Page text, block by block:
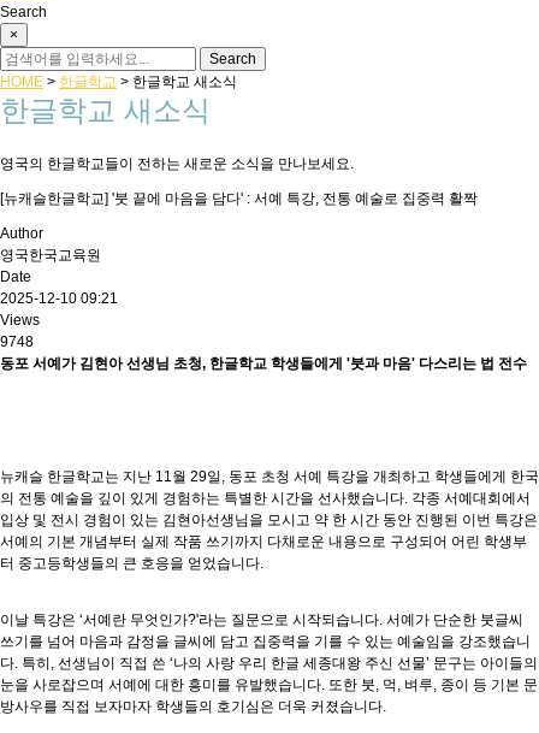
Search
×
HOME > 한글학교 > 한글학교 새소식
한글학교 새소식
영국의 한글학교들이 전하는 새로운 소식을 만나보세요.
[뉴캐슬한글학교] '붓 끝에 마음을 담다' : 서예 특강, 전통 예술로 집중력 활짝
Author
영국한국교육원
Date
2025-12-10 09:21
Views
9748
동포 서예가 김현아 선생님 초청, 한글학교 학생들에게 '붓과 마음' 다스리는 법 전수
뉴캐슬 한글학교는 지난 11월 29일, 동포 초청 서예 특강을 개최하고 학생들에게 한국
의 전통 예술을 깊이 있게 경험하는 특별한 시간을 선사했습니다. 각종 서예대회에서
입상 및 전시 경험이 있는 김현아선생님을 모시고 약 한 시간 동안 진행된 이번 특강은
서예의 기본 개념부터 실제 작품 쓰기까지 다채로운 내용으로 구성되어 어린 학생부
터 중고등학생들의 큰 호응을 얻었습니다.
이날 특강은 ‘서예란 무엇인가?'라는 질문으로 시작되습니다. 서예가 단순한 붓글씨
쓰기를 넘어 마음과 감정을 글씨에 담고 집중력을 기를 수 있는 예술임을 강조했습니
다. 특히, 선생님이 직접 쓴 ‘나의 사랑 우리 한글 세종대왕 주신 선물’ 문구는 아이들의
눈을 사로잡으며 서예에 대한 흥미를 유발했습니다. 또한 붓, 먹, 벼루, 종이 등 기본 문
방사우를 직접 보자마자 학생들의 호기심은 더욱 커졌습니다.